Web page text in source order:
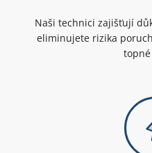
Naši technici zajišťují
eliminujete rizika
topné